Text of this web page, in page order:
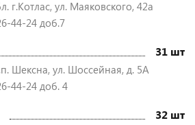
г.Котлас, ул. Маяковского, 42а
44-24 доб.7
31 шт
Шексна, ул. Шоссейная, д. 5А
44-24 доб. 4
32 шт